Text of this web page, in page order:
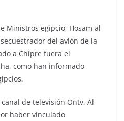
Ministros egipcio, Hosam al
del avión de la
a Chipre fuera el
como han informado
de televisión Ontv, Al
haber vinculado